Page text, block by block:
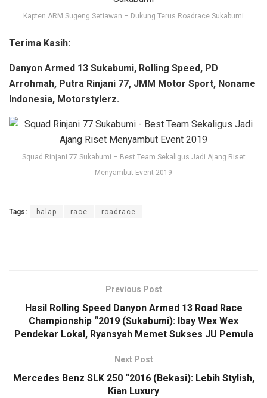
Kapten ARM Sugeng Setiawan – Dukung Terus Roadrace Sukabumi
Terima Kasih:
Danyon Armed 13 Sukabumi, Rolling Speed, PD
Arrohmah, Putra Rinjani 77, JMM Motor Sport, Noname
Indonesia, Motorstylerz.
Squad Rinjani 77 Sukabumi – Best Team Sekaligus Jadi Ajang Riset
Menyambut Event 2019
Tags: balap race roadrace
Previous Post
Hasil Rolling Speed Danyon Armed 13 Road Race
Championship “2019 (Sukabumi): Ibay Wex Wex
Pendekar Lokal, Ryansyah Memet Sukses JU Pemula
Next Post
Mercedes Benz SLK 250 “2016 (Bekasi): Lebih Stylish,
Kian Luxury